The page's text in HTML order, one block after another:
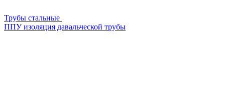
Трубы стальные
ППУ изоляция давальческой трубы